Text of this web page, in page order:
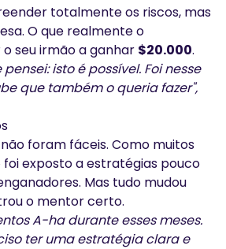
totalmente os riscos, mas
O que realmente o
seu irmão a ganhar $20.000.
isto é possível. Foi nesse
que também o queria fazer",
foram fáceis. Como muitos
foi exposto a estratégias pouco
Mas tudo mudou
o mentor certo.
A-ha durante esses meses.
ter uma estratégia clara e